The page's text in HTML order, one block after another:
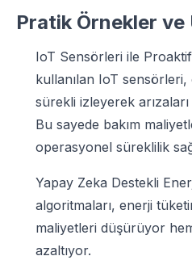
Pratik Örnekler ve
IoT Sensörleri ile
kullanılan IoT
sürekli izleyerek
Bu sayede bakım
operasyonel süreklilik
Yapay Zeka Destekli
algoritmaları, enerji
maliyetleri düşürüyor
azaltıyor.